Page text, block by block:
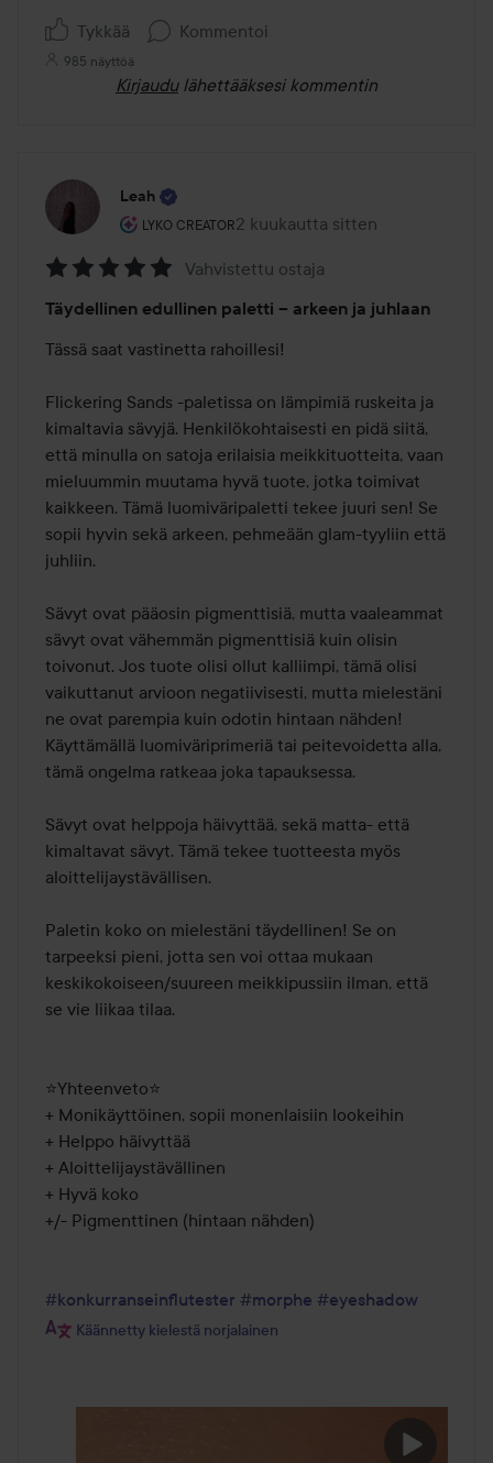
Tykkää Kommentoi
985 näyttöä
Kirjaudu lähettääksesi kommentin
Leah
LYKO CREATOR
Käyttäjän rooli: Lyko Creator.
2 kuukautta sitten
Viesti luotiin 2 kuukautta sitten
5
/
Vahvistettu ostaja
Täydellinen edullinen paletti – arkeen ja juhlaan
Tässä saat vastinetta rahoillesi!
Flickering Sands -paletissa on lämpimiä ruskeita ja
kimaltavia sävyjä. Henkilökohtaisesti en pidä siitä,
että minulla on satoja erilaisia meikkituotteita, vaan
mieluummin muutama hyvä tuote, jotka toimivat
kaikkeen. Tämä luomiväripaletti tekee juuri sen! Se
sopii hyvin sekä arkeen, pehmeään glam-tyyliin että
juhliin.
Sävyt ovat pääosin pigmenttisiä, mutta vaaleammat
sävyt ovat vähemmän pigmenttisiä kuin olisin
toivonut. Jos tuote olisi ollut kalliimpi, tämä olisi
vaikuttanut arvioon negatiivisesti, mutta mielestäni
ne ovat parempia kuin odotin hintaan nähden!
Käyttämällä luomiväriprimeriä tai peitevoidetta alla,
tämä ongelma ratkeaa joka tapauksessa.
Sävyt ovat helppoja häivyttää, sekä matta- että
kimaltavat sävyt. Tämä tekee tuotteesta myös
aloittelijaystävällisen.
Paletin koko on mielestäni täydellinen! Se on
tarpeeksi pieni, jotta sen voi ottaa mukaan
keskikokoiseen/suureen meikkipussiin ilman, että
se vie liikaa tilaa.
⭐️Yhteenveto⭐️
+ Monikäyttöinen, sopii monenlaisiin lookeihin
+ Helppo häivyttää
+ Aloittelijaystävällinen
+ Hyvä koko
+/- Pigmenttinen (hintaan nähden)
#konkurranseinflutester #morphe #eyeshadow
Käännetty kielestä norjalainen